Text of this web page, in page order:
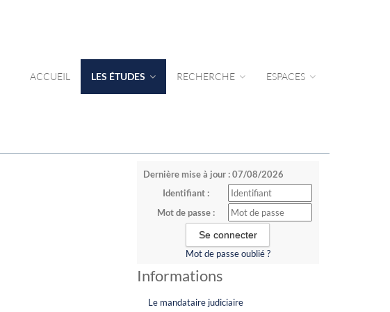
ACCUEIL LES ÉTUDES RECHERCHE ESPACES
Dernière mise à jour : 07/08/2026
Identifiant :
Mot de passe :
Mot de passe oublié ?
Informations
Le mandataire judiciaire